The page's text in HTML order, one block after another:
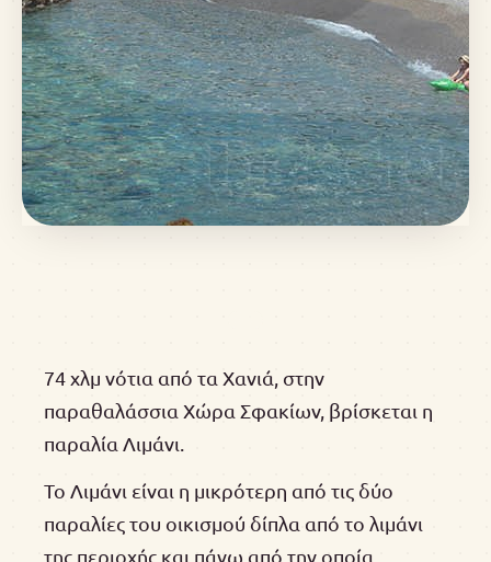
74 χλμ νότια από τα Χανιά, στην
παραθαλάσσια Χώρα Σφακίων, βρίσκεται η
παραλία Λιμάνι.
Το Λιμάνι είναι η μικρότερη από τις δύο
παραλίες του οικισμού δίπλα από το λιμάνι
της περιοχής και πάνω από την οποία